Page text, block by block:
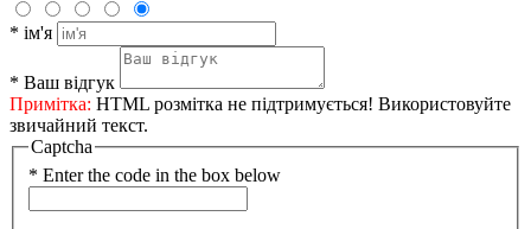
* ім'я
* Ваш відгук
Примітка: HTML розмітка не підтримується! Використовуйте
звичайний текст.
Captcha
* Enter the code in the box below